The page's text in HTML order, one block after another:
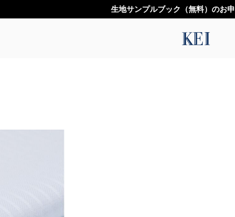
生地サンプルブック（無料）のお